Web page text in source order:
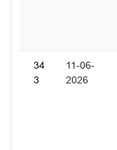
34
3
11-06-
2026